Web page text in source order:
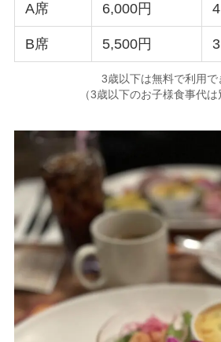
A席 6,000円
B席 5,500円
3歳以下は無料で利用で
（3歳以下のお子様食事代は